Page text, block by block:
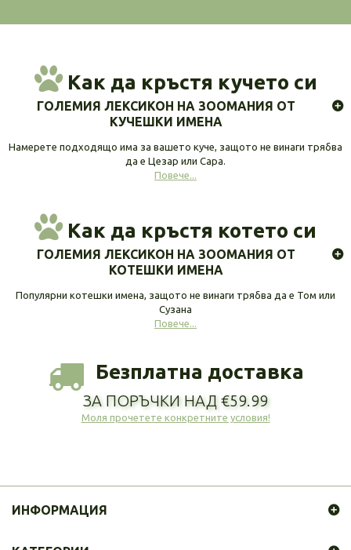
Как да кръстя кучето си
ГОЛЕМИЯ ЛЕКСИКОН НА ЗООМАНИЯ ОТ
КУЧЕШКИ ИМЕНА
Намерете подходящо има за вашето куче, защото не винаги трябва
да е Цезар или Сара.
Повече...
Как да кръстя котето си
ГОЛЕМИЯ ЛЕКСИКОН НА ЗООМАНИЯ ОТ
КОТЕШКИ ИМЕНА
Популярни котешки имена, защото не винаги трябва да е Том или
Сузана
Повече...
Безплатна доставка
ЗА ПОРЪЧКИ НАД €59.99
Моля прочетете конкретните условия!
ИНФОРМАЦИЯ